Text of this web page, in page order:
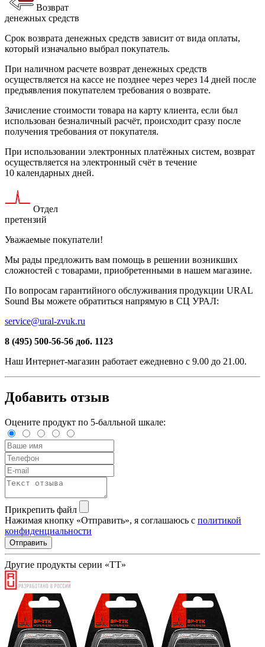
Возврат
денежных средств
Срок возврата денежных средств зависит от вида оплаты,
который изначально выбрал покупатель.
При наличном расчете возврат денежных средств
осуществляется на кассе не позднее через через 14 дней после
предъявления покупателем требования о возврате.
Зачисление стоимости товара на карту клиента, если был
использован безналичный расчёт, происходит сразу после
получения требования от покупателя.
При использовании электронных платёжных систем, возврат
осуществляется на электронный счёт в течение
10 календарных дней.
Отдел
претензий
Уважаемые покупатели!
Мы рады предложить вам помощь в решении возникших
сложностей c товарами, приобретенными в нашем магазине.
По вопросам гарантийного обслуживания продукции URAL
Sound Вы можете обратиться напрямую в СЦ УРАЛ:
service@ural-zvuk.ru
8 (495) 500-56-56 доб. 1123
Наш Интернет-магазин работает ежедневно с 9.00 до 21.00.
Добавить отзыв
Оцените продукт по 5-балльной шкале:
Прикрепить файл
Нажимая кнопку «Отправить», я соглашаюсь с политикой
конфиденциальности
Отправить
Другие продукты серии «ТТ»